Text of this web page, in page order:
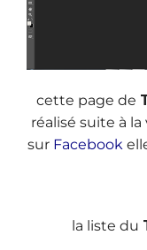
cette page de
réalisé suite à
sur Facebook
la liste du